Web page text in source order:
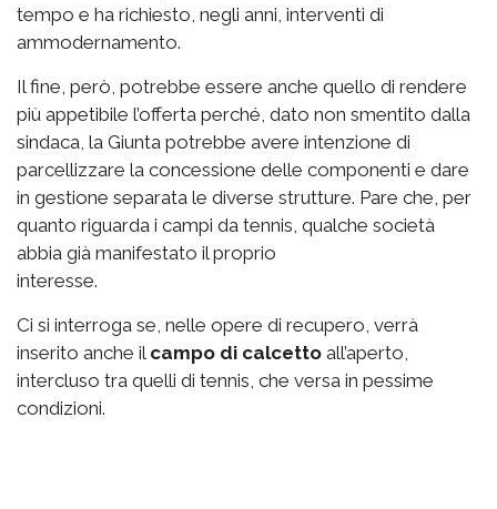
tempo e ha richiesto, negli anni, interventi di
ammodernamento.
Il fine, però, potrebbe essere anche quello di rendere
più appetibile l’offerta perché, dato non smentito dalla
sindaca, la Giunta potrebbe avere intenzione di
parcellizzare la concessione delle componenti e dare
in gestione separata le diverse strutture. Pare che, per
quanto riguarda i campi da tennis, qualche società
abbia già manifestato il proprio
interesse.
Ci si interroga se, nelle opere di recupero, verrà
inserito anche il campo di calcetto all’aperto,
intercluso tra quelli di tennis, che versa in pessime
condizioni.